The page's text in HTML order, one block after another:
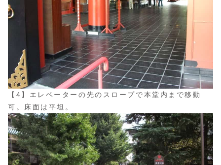
【4】エレベーターの先のスロープで本堂内まで移動
可。床面は平坦。